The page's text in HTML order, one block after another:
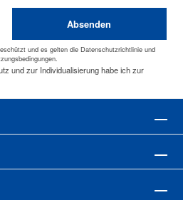
Absenden
und es gelten die Datenschutzrichtlinieund
.
und zur Individualisierung habe ich zur